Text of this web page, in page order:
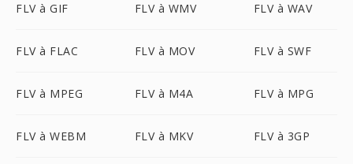
FLV à GIF FLV à WMV FLV à WAV
FLV à FLAC FLV à MOV FLV à SWF
FLV à MPEG FLV à M4A FLV à MPG
FLV à WEBM FLV à MKV FLV à 3GP